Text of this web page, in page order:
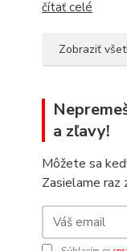
čítať celé
Zobraziť
a zľavy!
Môžete sa
Zasielame raz